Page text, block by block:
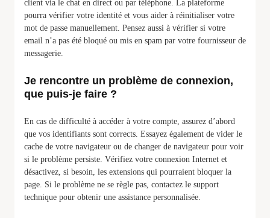
client via le chat en direct ou par téléphone. La plateforme
pourra vérifier votre identité et vous aider à réinitialiser votre
mot de passe manuellement. Pensez aussi à vérifier si votre
email n’a pas été bloqué ou mis en spam par votre fournisseur de
messagerie.
Je rencontre un problème de connexion,
que puis-je faire ?
En cas de difficulté à accéder à votre compte, assurez d’abord
que vos identifiants sont corrects. Essayez également de vider le
cache de votre navigateur ou de changer de navigateur pour voir
si le problème persiste. Vérifiez votre connexion Internet et
désactivez, si besoin, les extensions qui pourraient bloquer la
page. Si le problème ne se règle pas, contactez le support
technique pour obtenir une assistance personnalisée.